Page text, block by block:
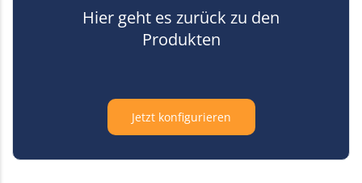
Hier geht es zurück zu den
Produkten
Jetzt konfigurieren